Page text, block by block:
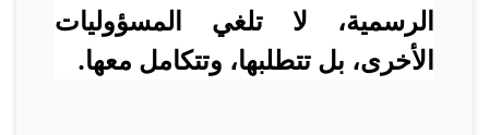
الرسمية، لا تلغي المسؤوليات
الأخرى، بل تتطلبها، وتتكامل معها.